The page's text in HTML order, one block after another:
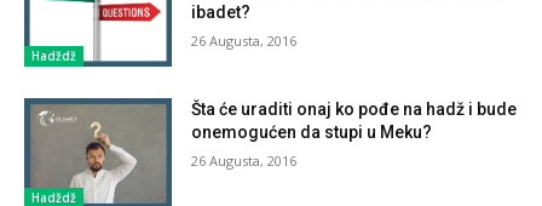
Hadždž
ibadet?
26 Augusta, 2016
Hadždž
Šta će uraditi onaj ko pođe na hadž i bude
onemogućen da stupi u Meku?
26 Augusta, 2016